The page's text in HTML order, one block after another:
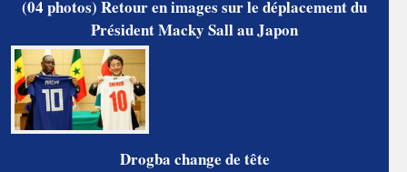
(04 photos) Retour en images sur le déplacement du
Président Macky Sall au Japon
Drogba change de tête